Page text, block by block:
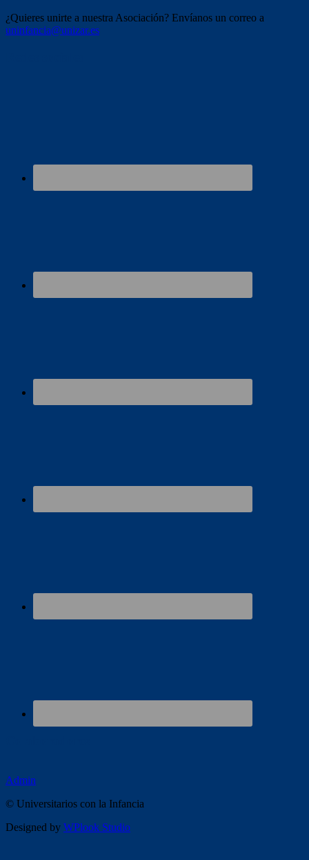
¿Quieres unirte a nuestra Asociación? Envíanos un correo a
uninfancia@unizar.es
Admin
© Universitarios con la Infancia
Designed by WPlook Studio